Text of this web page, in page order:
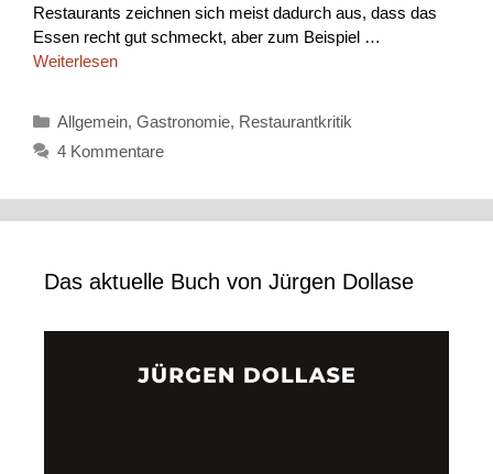
Restaurants zeichnen sich meist dadurch aus, dass das
Essen recht gut schmeckt, aber zum Beispiel …
Weiterlesen
Kategorien
Allgemein, Gastronomie, Restaurantkritik
4 Kommentare
Das aktuelle Buch von Jürgen Dollase